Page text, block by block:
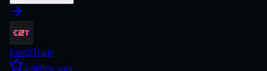
Earn2Trade